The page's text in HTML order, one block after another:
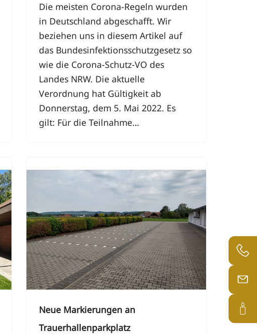
Die meisten Corona-Regeln wurden
in Deutschland abgeschafft. Wir
beziehen uns in diesem Artikel auf
das Bundesinfektionsschutzgesetz so
wie die Corona-Schutz-VO des
Landes NRW. Die aktuelle
Verordnung hat Gültigkeit ab
Donnerstag, dem 5. Mai 2022. Es
gilt: Für die Teilnahme…
Neue Markierungen an
Trauerhallenparkplatz